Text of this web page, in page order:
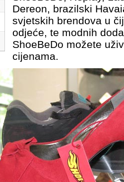
Dereon, brazilski
svjetskih brendova u
odjeće, te modnih
ShoeBeDo možete
cijenama.